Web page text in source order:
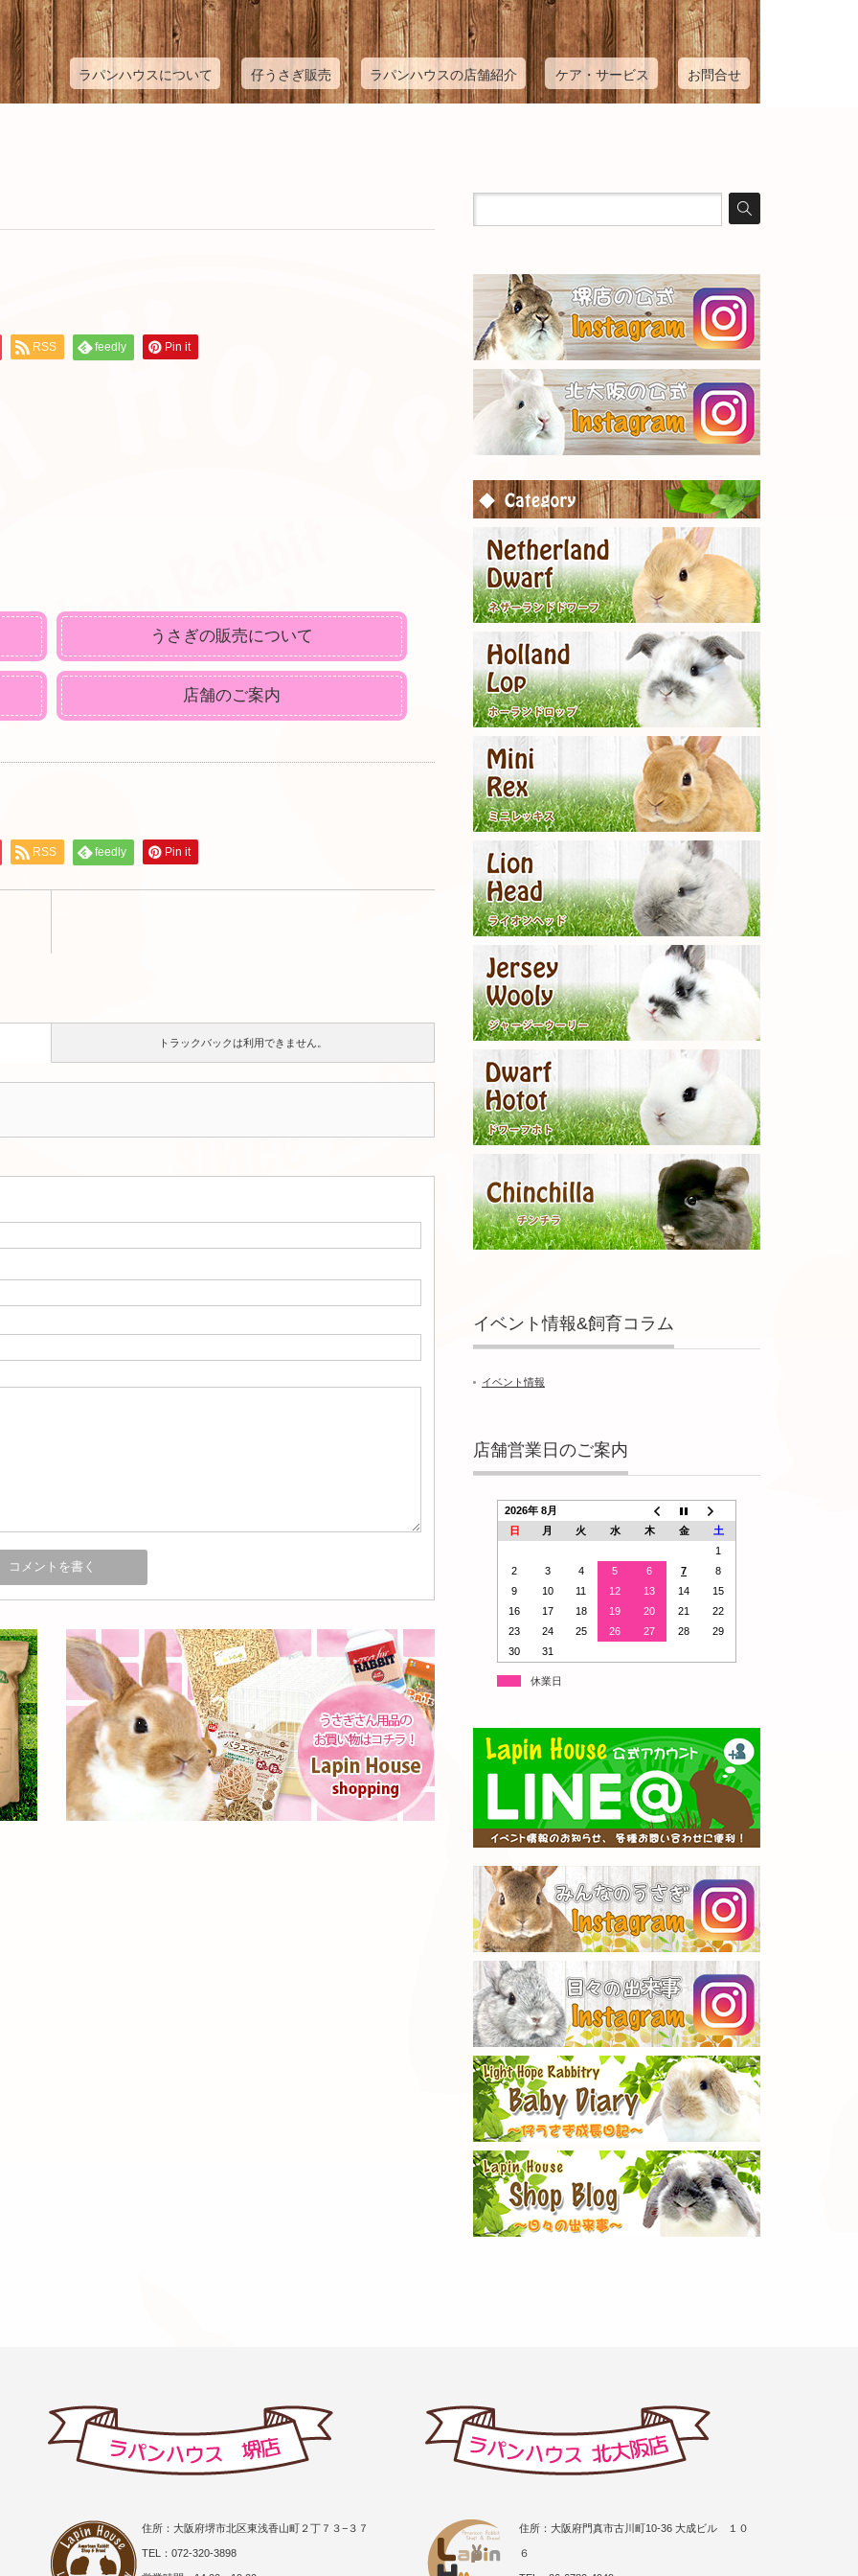
ラパンハウスについて 仔うさぎ販売 ラパンハウスの店舗紹介 ケア・サービス お問合せ
RSS feedly Pin it
うさぎの販売について
店舗のご案内
RSS feedly Pin it
トラックバックは利用できません。
イベント情報&飼育コラム
イベント情報
店舗営業日のご案内
2026年 8月
日
月 火 水 木 金
土
1
2
3 4 5 6 7
8
9
10 11 12 13 14
15
16
17 18 19 20 21
22
23
24 25 26 27 28
29
30
31
休業日
住所：大阪府堺市北区東浅香山町２丁７３−３７
TEL：072-320-3898
住所：大阪府門真市古川町10-36 大成ビル １０
６